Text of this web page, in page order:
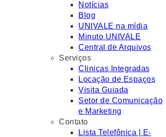
Notícias
Blog
UNIVALE na mídia
Minuto UNIVALE
Central de Arquivos
Serviços
Clinicas Integradas
Locação de Espaços
Visita Guiada
Setor de Comunicação
e Marketing
Contato
Lista Telefônica | E-